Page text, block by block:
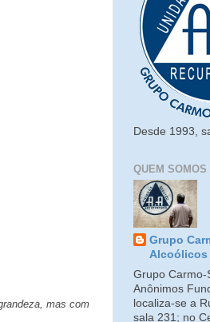
mas com
Desde 1993,
QUEM SOMOS
Grupo
Alcoólicos
Grupo Carmo-
Anônimos
localiza-se a
sala 231; no